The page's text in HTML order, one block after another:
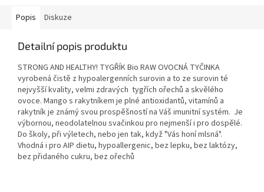
Popis Diskuze
Detailní popis produktu
STRONG AND HEALTHY! TYGŘÍK Bio RAW OVOCNÁ TYČINKA
vyrobená čistě z hypoalergenních surovin a to ze surovin té
nejvyšší kvality, velmi zdravých tygřích ořechů a skvělého
ovoce. Mango s rakytníkem je plné antioxidantů, vitamínů a
rakytník je známý svou prospěšností na Váš imunitní systém. Je
výbornou, neodolatelnou svačinkou pro nejmenší i pro dospělé.
Do školy, při výletech, nebo jen tak, když "Vás honí mlsná".
Vhodná i pro AIP dietu, hypoallergenic, bez lepku, bez laktózy,
bez přidaného cukru, bez ořechů